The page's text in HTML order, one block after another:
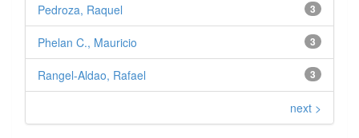
3
Pedroza, Raquel
3
Phelan C., Mauricio
3
Rangel-Aldao, Rafael
next >